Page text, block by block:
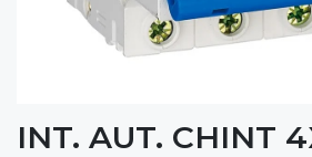
INT. AUT. CHINT